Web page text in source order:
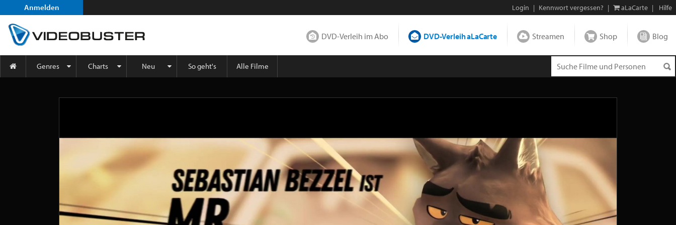
Anmelden Login | Kennwort vergessen? | aLaCarte | Hilfe
DVD-Verleih im Abo DVD-Verleih aLaCarte Streamen Shop Blog
Genres Charts Neu So geht's Alle Filme